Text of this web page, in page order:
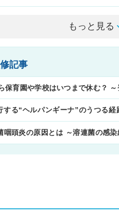
もっと見る
記事
保育園や学校はいつまで休む？
する“ヘルパンギーナ”のうつる
咽頭炎の原因とは ～溶連菌の感